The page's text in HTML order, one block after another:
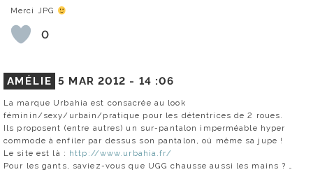
Merci JPG
0
AMÉLIE 5 MAR 2012 - 14 :06
La marque Urbahia est consacrée au look
féminin/sexy/urbain/pratique pour les détentrices de 2 roues.
Ils proposent (entre autres) un sur-pantalon imperméable hyper
commode à enfiler par dessus son pantalon, où même sa jupe !
Le site est là : http://www.urbahia.fr/
Pour les gants, saviez-vous que UGG chausse aussi les mains ? …